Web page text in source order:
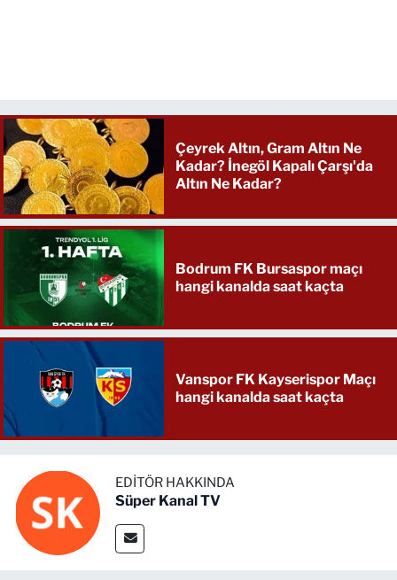
Çeyrek Altın, Gram Altın Ne
Kadar? İnegöl Kapalı Çarşı'da
Altın Ne Kadar?
Bodrum FK Bursaspor maçı
hangi kanalda saat kaçta
Vanspor FK Kayserispor Maçı
hangi kanalda saat kaçta
EDITÖR HAKKINDA
Süper Kanal TV